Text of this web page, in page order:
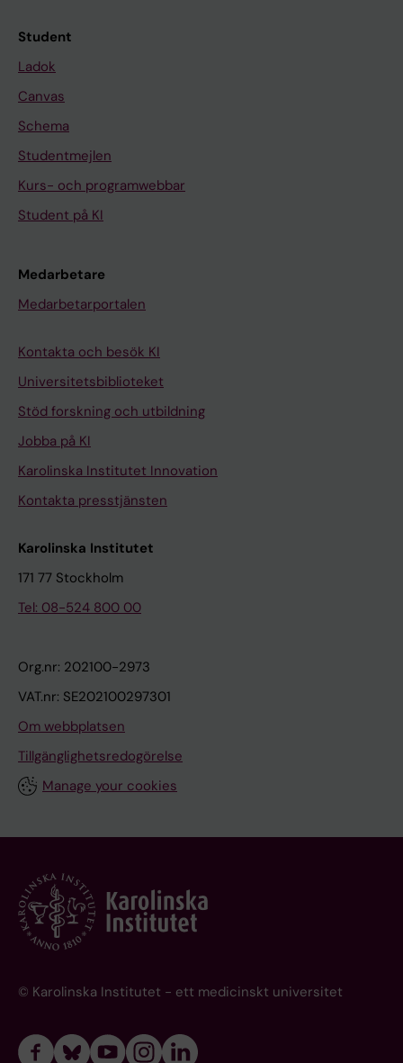
Student
Ladok
Canvas
Schema
Studentmejlen
Kurs- och programwebbar
Student på KI
Medarbetare
Medarbetarportalen
Kontakta och besök KI
Universitetsbiblioteket
Stöd forskning och utbildning
Jobba på KI
Karolinska Institutet Innovation
Kontakta presstjänsten
Karolinska Institutet
171 77 Stockholm
Tel: 08-524 800 00
Org.nr: 202100-2973
VAT.nr: SE202100297301
Om webbplatsen
Tillgänglighetsredogörelse
Manage your cookies
© Karolinska Institutet - ett medicinskt universitet